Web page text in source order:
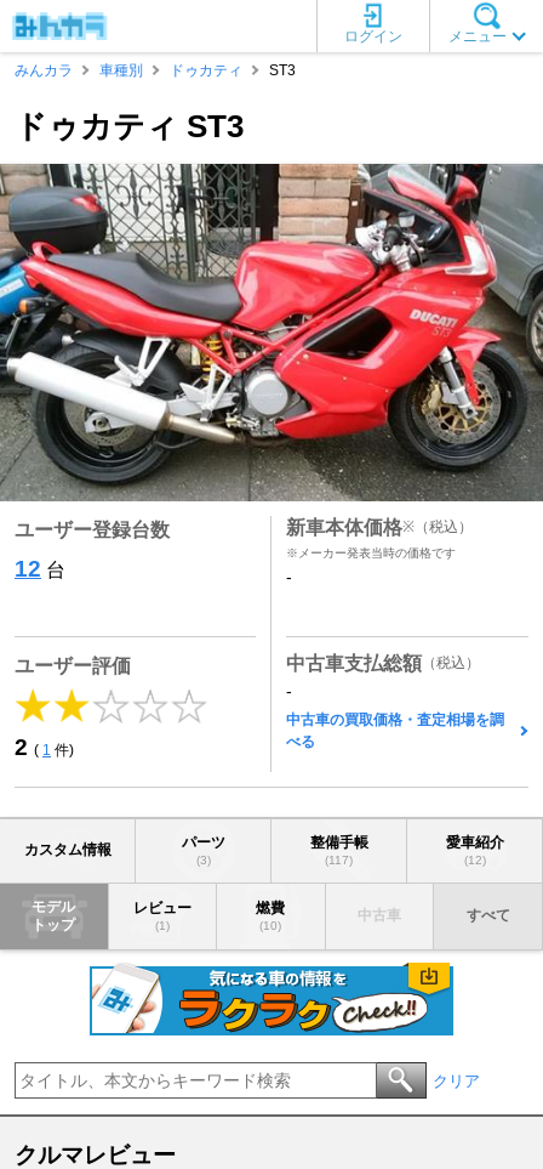
メニュー
ログイン
みんカラ
車種別 ドゥカティ ST3
ドゥカティ ST3
ユーザー登録台数
12 台
ユーザー評価
2 ( 1 件)
新車本体価格※ （税込）
※メーカー発表当時の価格です
-
中古車支払総額 （税込）
-
中古車の買取価格・査定相場を調
べる
カスタム情報 パーツ
(3)
整備手帳
(117)
愛車紹介
(12)
モデル
トップ
レビュー
(1)
燃費
(10)
中古車 すべて
クリア
クルマレビュー